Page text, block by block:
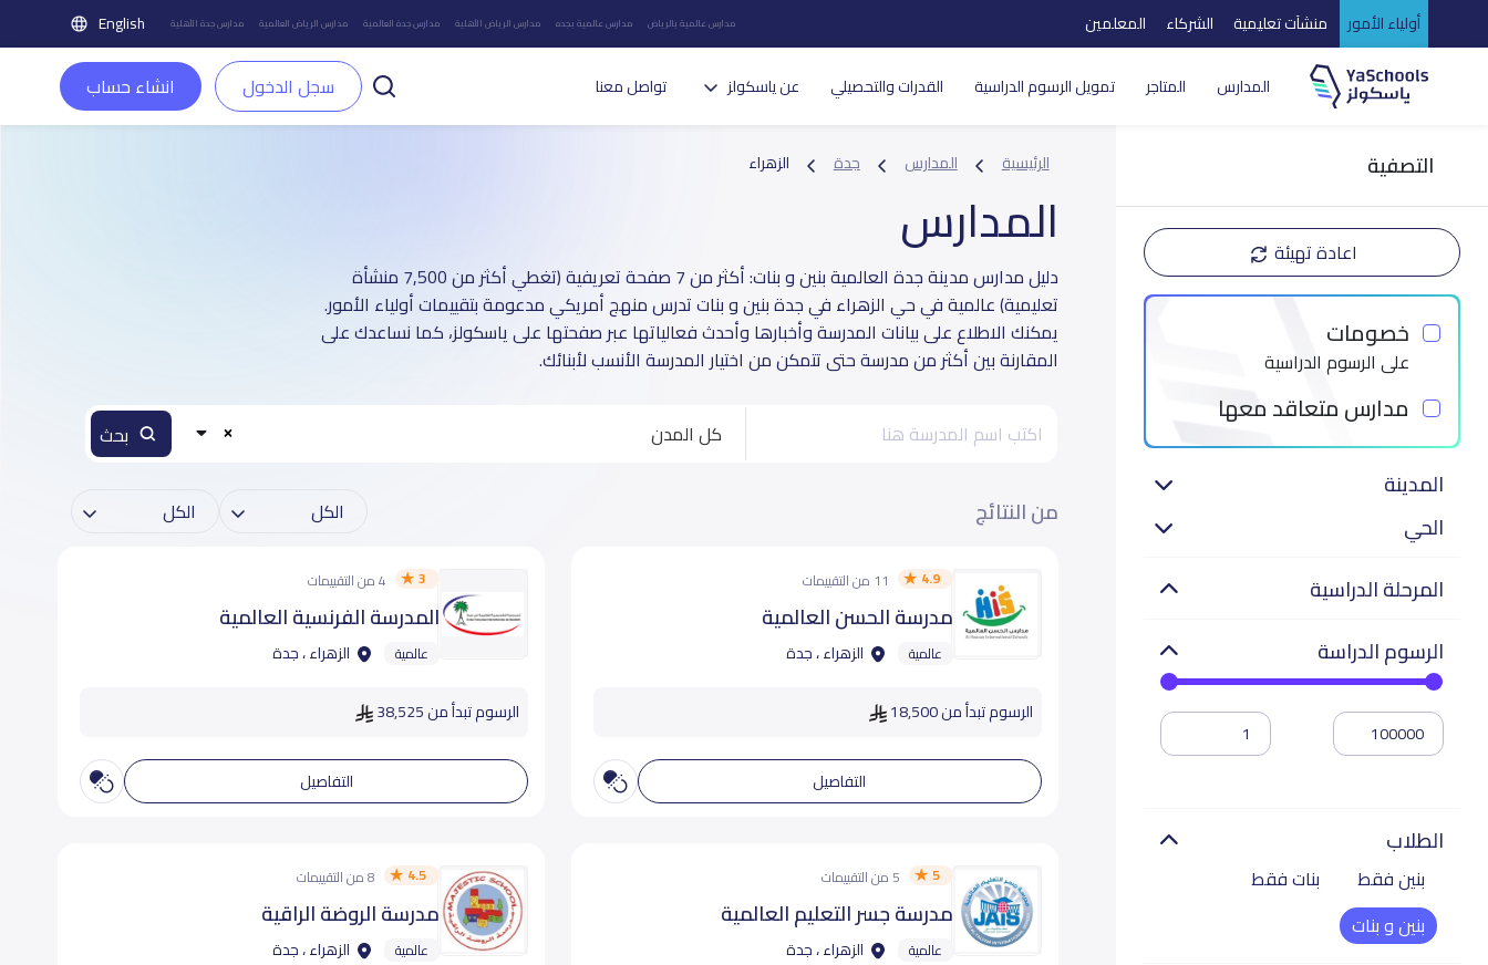
أولياء الأمور منشآت تعليمية الشركاء المعلمين مدارس عالمية بالرياض مدارس عالمية بجده مدارس الرياض الأهلية مدارس جدة العالمية مدارس الرياض العالمية مدارس جدة الأهلية English
المدارس المتاجر تمويل الرسوم الدراسية القدرات والتحصيلي عن ياسكولز تواصل معنا سجل الدخول انشاء حساب
التصفية
اعادة تهيئة
خصومات
على الرسوم الدراسية
مدارس متعاقد معها
المدينة
الحي
المرحلة الدراسية
الرسوم الدراسة
الطلاب
بنين فقط
بنات فقط
بنين و بنات
الرئيسية المدارس جدة الزهراء
المدارس
دليل مدارس مدينة جدة العالمية بنين و بنات: أكثر من 7 صفحة تعريفية (تغطي أكثر من 7,500 منشأة
تعليمية) عالمية في حي الزهراء في جدة بنين و بنات تدرس منهج أمريكي مدعومة بتقييمات أولياء الأمور.
يمكنك الاطلاع على بيانات المدرسة وأخبارها وأحدث فعالياتها عبر صفحتها على ياسكولز، كما نساعدك على
المقارنة بين أكثر من مدرسة حتى تتمكن من اختيار المدرسة الأنسب لأبنائك.
كل المدن
من النتائج
4.9 11 من التقييمات
مدرسة الحسن العالمية
عالمية الزهراء ، جدة
الرسوم تبدأ من 18,500
التفاصيل
3 4 من التقييمات
المدرسة الفرنسية العالمية
عالمية الزهراء ، جدة
الرسوم تبدأ من 38,525
التفاصيل
5 5 من التقييمات
مدرسة جسر التعليم العالمية
عالمية الزهراء ، جدة
4.5 8 من التقييمات
مدرسة الروضة الراقية
عالمية الزهراء ، جدة